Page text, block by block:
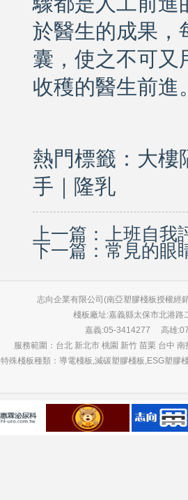
於醫生的成果，
囊，使之不可又
收穫的醫生前進
熱門標籤： 大樓
手
隆乳
上一篇：
上班自
下一篇： 常見的眼
志向企業有限公司(南亞塑膠棧板授權經
棧板廠址:嘉義縣太保市北港
嘉義:05-3414277 高雄
服務範圍：台北 新北市 桃園 新竹 苗栗 台中
特殊棧板種類：導電棧板,減碳塑膠棧板,ESG塑膠